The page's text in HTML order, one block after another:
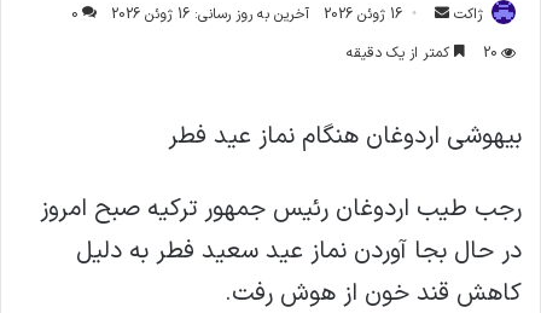
ژاکت
ارسال
ایمیل
16 ژوئن 2026 آخرین به روز رسانی: 16 ژوئن 2026
0
20
کمتر از یک دقیقه
بیهوشی اردوغان هنگام نماز عید فطر
رجب طیب اردوغان رئیس جمهور ترکیه صبح امروز
در حال بجا آوردن نماز عید سعید فطر به دلیل
کاهش قند خون از هوش رفت.